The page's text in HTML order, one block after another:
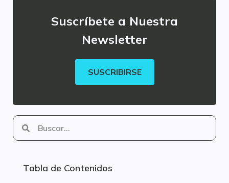
Suscríbete a Nuestra
Newsletter
SUSCRIBIRSE
Tabla de Contenidos